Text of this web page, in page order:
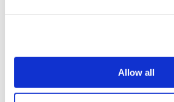
Allow all
Rinoplastica Turchia
Mastoplastica Riduttiva Turchia
Ginecomastia Turchia